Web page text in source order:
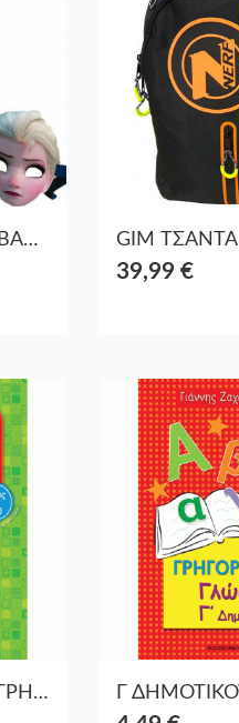
GIM ΤΣΑΝΤΑ ΔΗΜ.ΟΒΑΛ ELSA FROZEN 2
39,99 €
Β ΔΗΜΟΤΙΚΟΥ ΝΟ1-ΓΡΗΓΟΡΑ ΤΕΣΤ ΜΑΘΗΜΑΤΙΚΑ